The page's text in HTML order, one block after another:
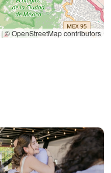
|© OpenStreetMap contributors